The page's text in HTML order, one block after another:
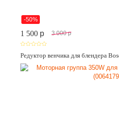
-50%
1 500 p 3 000 p
Редуктор венчика для блендера